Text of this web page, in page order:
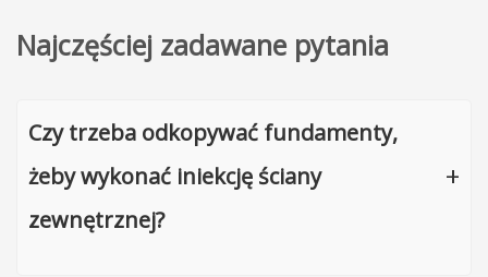
Najczęściej zadawane pytania
Czy trzeba odkopywać fundamenty,
żeby wykonać iniekcję ściany
zewnętrznej?